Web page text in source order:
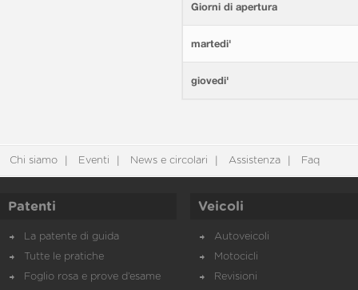
Giorni di apertura
martedi'
giovedi'
Chi siamo Eventi News e circolari Assistenza Faq
Patenti
La patente di guida
Tutte le pratiche
Foglio rosa e prove d’esame
Veicoli
Autoveicoli
Motocicli
Revisioni